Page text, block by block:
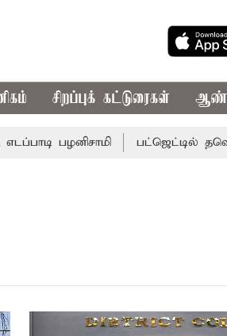
சிறப்புக் கட்டுரைகள்
பழனிசாமி பட்ஜெட்டில் தவெக